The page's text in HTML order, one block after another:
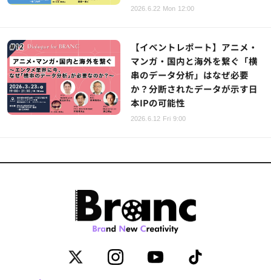
2026.6.22 Mon 12:00
【イベントレポート】アニメ・
マンガ・国内と海外を繋ぐ「横
串のデータ分析」はなぜ必要
か？分断されたデータが示す日
本IPの可能性
2026.6.12 Fri 9:00